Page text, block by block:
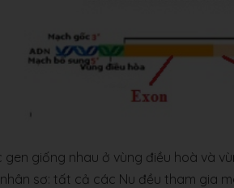
gen giống nhau ở vùng điều hoà và
sơ: tất cả các Nu đều tham gia